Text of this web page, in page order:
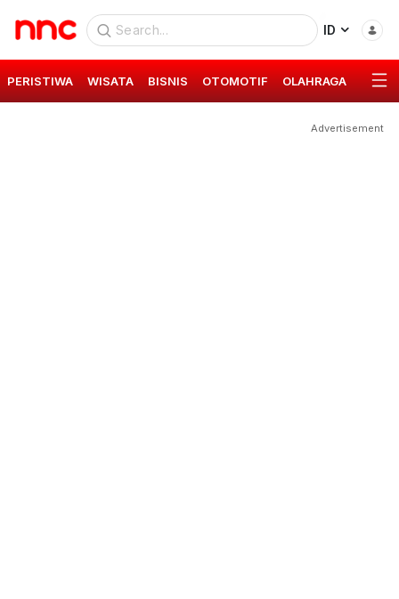
ID
PERISTIWA WISATA BISNIS OTOMOTIF OLAHRAGA GAYA
Advertisement